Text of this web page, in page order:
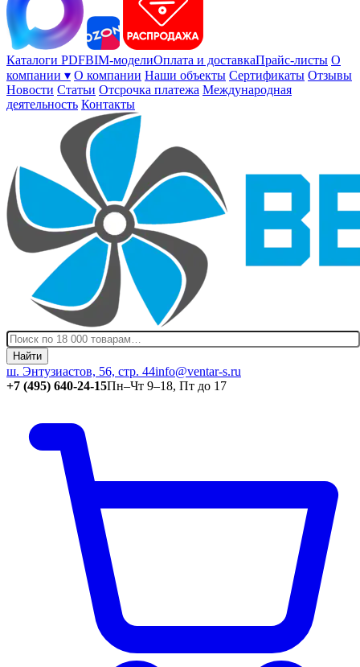
Каталоги PDFBIM-моделиОплата и доставкаПрайс-листы О
компании ▾ О компании Наши объекты Сертификаты Отзывы
Новости Статьи Отсрочка платежа Международная
деятельность Контакты
Найти
ш. Энтузиастов, 56, стр. 44info@ventar-s.ru
+7 (495) 640-24-15Пн–Чт 9–18, Пт до 17